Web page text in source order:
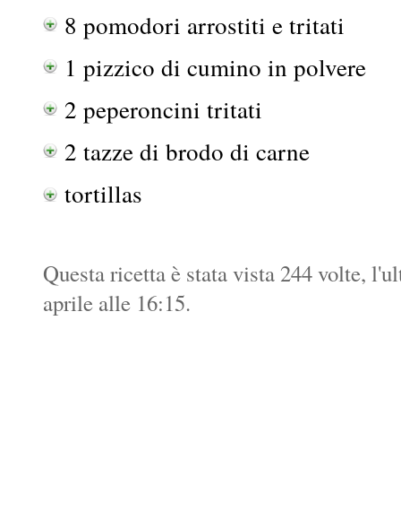
8 pomodori arrostiti e tritati
1 pizzico di cumino in polvere
2 peperoncini tritati
2 tazze di brodo di carne
tortillas
Questa ricetta è stata vista 244 volte,
aprile alle 16:15.